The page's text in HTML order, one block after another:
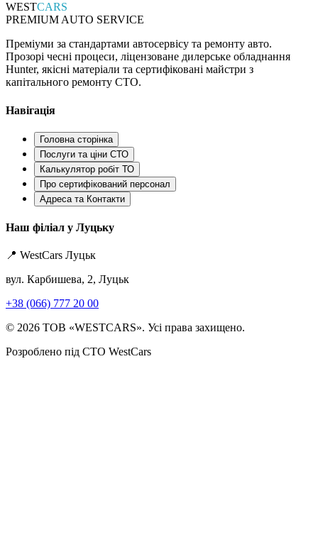
WESTCARS
PREMIUM AUTO SERVICE
Преміуми за стандартами автосервісу та ремонту авто.
Прозорі чесні процеси, ліцензоване дилерське обладнання
Hunter, якісні матеріали та сертифіковані майстри з
капітального ремонту СТО.
Навігація
Головна сторінка
Послуги та ціни СТО
Калькулятор робіт ТО
Про сертифікований персонал
Адреса та Контакти
Наш філіал у Луцьку
📍 WestCars Луцьк
вул. Карбишева, 2, Луцьк
+38 (066) 777 20 00
© 2026 ТОВ «WESTCARS». Усі права захищено.
Розроблено під СТО WestCars